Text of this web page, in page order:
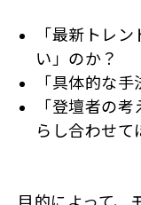
「最新トレ
い」のか？
「具体的な
「登壇者の
らし合わせて